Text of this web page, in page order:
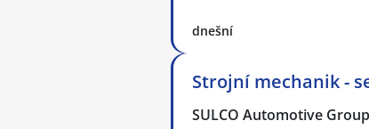
dnešní
Strojní mechanik -
SULCO Automotive